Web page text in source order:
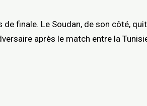
finale. Le Soudan, de son côté,
après le match entre la